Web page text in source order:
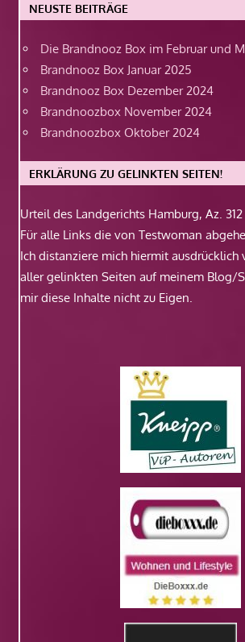
NEUSTE BEITRÄGE
Die Brandnooz Box im Februar und
Brandnooz Box Januar 2025
Brandnooz Box Dezember 2024
Brandnoozbox November 2024
Brandnoozbox Oktober 2024
ERKLÄRUNG ZU GELINKTEN SEITEN!
Urteil des Landgerichts Hamburg, Az.
Für alle Links die von Testwoman
Ich distanziere mich hiermit ausdrücklich
aller gelinkten Seiten auf meinem Blog/
mir diese Inhalte nicht zu Eigen.